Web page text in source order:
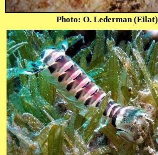
Photo: O. Lederman (Eilat)